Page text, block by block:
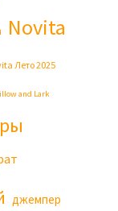
Novita
Лето 2025
and Lark
джемпер